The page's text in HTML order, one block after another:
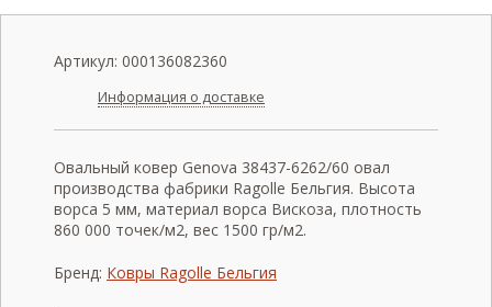
Артикул: 000136082360
Информация о доставке
Овальный ковер Genova 38437-6262/60 овал
производства фабрики Ragolle Бельгия. Высота
ворса 5 мм, материал ворса Вискоза, плотность
860 000 точек/м2, вес 1500 гр/м2.
Бренд: Ковры Ragolle Бельгия